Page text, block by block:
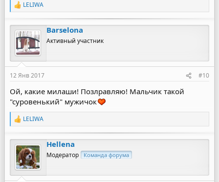
Р
а
к
ц
и
и
:
LELIWA
Barselona
Активный участник
12 Янв 2017 #10
Ой, какие милаши! Позлравляю! Мальчик такой
"суровенький" мужичок
Р
а
к
ц
и
и
:
LELIWA
Hellena
Модератор Команда форума